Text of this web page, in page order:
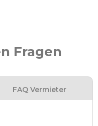
Fragen
FAQ Vermieter